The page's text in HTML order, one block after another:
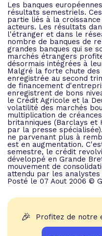
Les banques
résultats semestriels.
partie liés à la
acteurs. Les résultats
l'étranger et dans le
nombre de banques de
grandes banques qui se
marchés étrangers
désormais intégrées à
Malgré la forte chute
enregistrée au second
de financement
enregistrent de bons
le Crédit Agricole et la
volatilité des marchés
multiplication de
britanniques (Barclays et
par la presse
ne parvenant plus à
est en augmentation.
semestre, le crédit
développé en Grande
mouvement de
attendu par les analystes
Posté le 07 Aout 2006 ©
🎉 Profitez de notre